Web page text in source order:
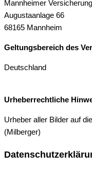
Mannheimer
Augustaanlage 66
68165 Mannheim
Geltungsbereich des
Deutschland
Urheberrechtliche
Urheber aller Bilder auf
(Milberger)